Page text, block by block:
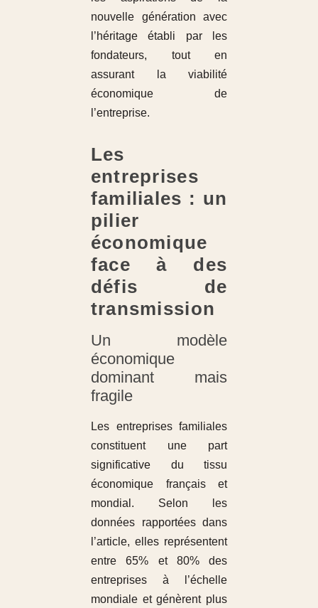
nouvelle génération avec
l’héritage établi par les
fondateurs, tout en
assurant la viabilité
économique de
l’entreprise.
Les
entreprises
familiales : un
pilier
économique
face à des
défis de
transmission
Un modèle
économique
dominant mais
fragile
Les entreprises familiales
constituent une part
significative du tissu
économique français et
mondial. Selon les
données rapportées dans
l’article, elles représentent
entre 65% et 80% des
entreprises à l’échelle
mondiale et génèrent plus